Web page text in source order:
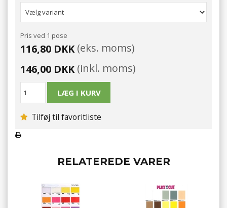
Pris ved 1 pose
116,80 DKK(eks. moms)
146,00 DKK(inkl. moms)
Tilføj til favoritliste
RELATEREDE VARER